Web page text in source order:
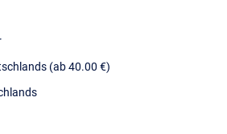
(ab 40.00 €)